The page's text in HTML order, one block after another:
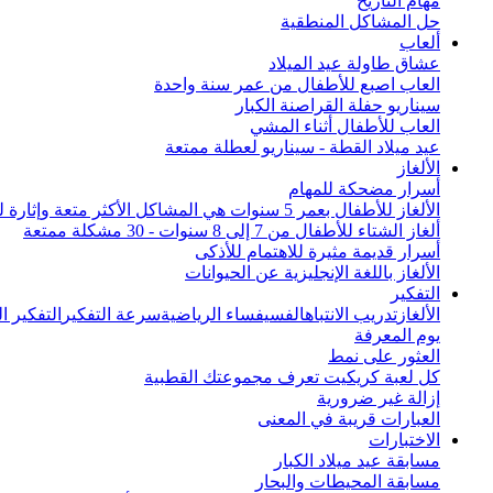
حل المشاكل المنطقية
ألعاب
عشاق طاولة عيد الميلاد
العاب اصبع للأطفال من عمر سنة واحدة
سيناريو حفلة القراصنة الكبار
العاب للأطفال أثناء المشي
عيد ميلاد القطة - سيناريو لعطلة ممتعة
الألغاز
أسرار مضحكة للمهام
الألغاز للأطفال بعمر 5 سنوات هي المشاكل الأكثر متعة وإثارة للاهتمام من جميع أنحاء العالم
ألغاز الشتاء للأطفال من 7 إلى 8 سنوات - 30 مشكلة ممتعة
أسرار قديمة مثيرة للاهتمام للأذكى
الألغاز باللغة الإنجليزية عن الحيوانات
التفكير
الألغاز تدريب الانتباهالفسيفساء الرياضيةسرعة التفكير
يوم المعرفة
العثور على نمط
كل لعبة كريكيت تعرف مجموعتك القطبية
إزالة غير ضرورية
العبارات قريبة في المعنى
الاختبارات
مسابقة عيد ميلاد الكبار
مسابقة المحيطات والبحار